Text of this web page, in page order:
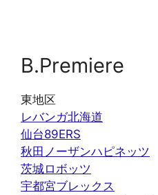
B.Premiere
東地区
レバンガ北海道
仙台89ERS
秋田ノーザンハピネッツ
茨城ロボッツ
宇都宮ブレックス